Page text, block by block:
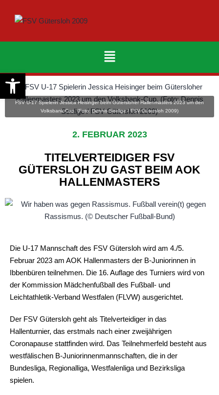
FSV U-17 Spielerin Jessica Heisinger beim Gütersloher Hallenmasters 2023 um den
Volksbank-Cup. (Foto: Dennis Seelige / FSV Gütersloh 2009)
2. FEBRUAR 2023
TITELVERTEIDIGER FSV
GÜTERSLOH ZU GAST BEIM AOK
HALLENMASTERS
Die U-17 Mannschaft des FSV Gütersloh wird am 4./5.
Februar 2023 am AOK Hallenmasters der B-Juniorinnen in
Ibbenbüren teilnehmen. Die 16. Auflage des Turniers wird von
der Kommission Mädchenfußball des Fußball- und
Leichtathletik-Verband Westfalen (FLVW) ausgerichtet.
Der FSV Gütersloh geht als Titelverteidiger in das
Hallenturnier, das erstmals nach einer zweijährigen
Coronapause stattfinden wird. Das Teilnehmerfeld besteht aus
westfälischen B-Juniorinnenmannschaften, die in der
Bundesliga, Regionalliga, Westfalenliga und Bezirksliga
spielen.
Werkzeugleiste öffnen